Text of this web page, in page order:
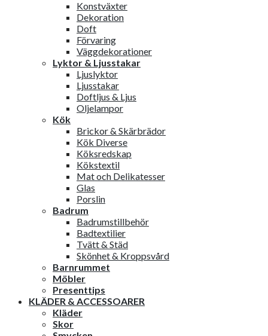
Konstväxter
Dekoration
Doft
Förvaring
Väggdekorationer
Lyktor & Ljusstakar
Ljuslyktor
Ljusstakar
Doftljus & Ljus
Oljelampor
Kök
Brickor & Skärbrädor
Kök Diverse
Köksredskap
Kökstextil
Mat och Delikatesser
Glas
Porslin
Badrum
Badrumstillbehör
Badtextilier
Tvätt & Städ
Skönhet & Kroppsvård
Barnrummet
Möbler
Presenttips
KLÄDER & ACCESSOARER
Kläder
Skor